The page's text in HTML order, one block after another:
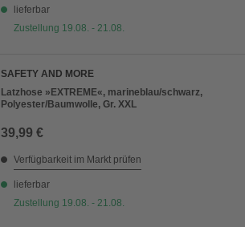
lieferbar
Zustellung 19.08. - 21.08.
SAFETY AND MORE
Latzhose »EXTREME«, marineblau/schwarz,
Polyester/Baumwolle, Gr. XXL
39,99 €
Verfügbarkeit im Markt prüfen
lieferbar
Zustellung 19.08. - 21.08.